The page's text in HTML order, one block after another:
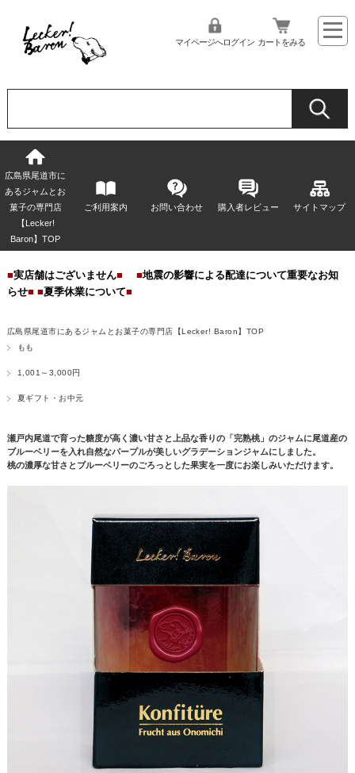
マイページへログイン カートをみる
広島県尾道市に
あるジャムとお
菓子の専門店
【Lecker!
Baron】TOP
ご利用案内 お問い合わせ 購入者レビュー サイトマップ
■実店舗はございません■ ■地震の影響による配達について重要なお知
らせ■ ■夏季休業について■
広島県尾道市にあるジャムとお菓子の専門店【Lecker! Baron】TOP
もも
1,001～3,000円
夏ギフト・お中元
瀬戸内尾道で育った糖度が高く濃い甘さと上品な香りの「完熟桃」のジャムに尾道産の
ブルーベリーを入れ自然なパープルが美しいグラデーションジャムにしました。
桃の濃厚な甘さとブルーベリーのごろっとした果実を一度にお楽しみいただけます。